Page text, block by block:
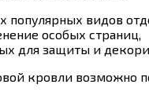
популярных видов
особых страниц,
для защиты и
кровли возможно